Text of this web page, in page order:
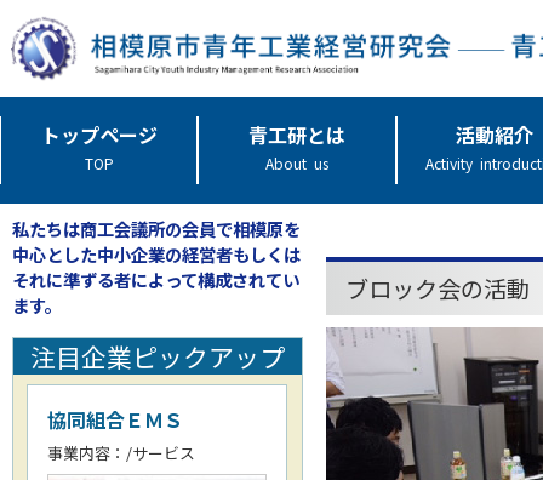
トップページ
TOP
青工研とは
About us
活動紹介
Activity
私たちは商工会議所の会員で相模原を
中心とした中小企業の経営者もしくは
それに準ずる者によって構成されてい
ます。
注目企業ピックアップ
協同組合ＥＭＳ
事業内容：/サービス
ブロック会の活動